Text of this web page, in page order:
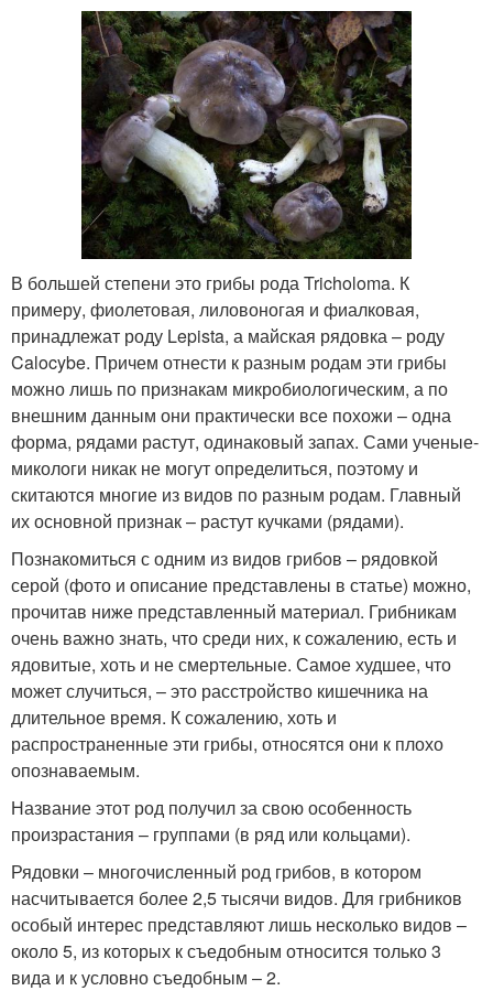
В большей степени это грибы рода Tricholoma. К
примеру, фиолетовая, лиловоногая и фиалковая,
принадлежат роду Lepista, а майская рядовка – роду
Calocybe. Причем отнести к разным родам эти грибы
можно лишь по признакам микробиологическим, а по
внешним данным они практически все похожи – одна
форма, рядами растут, одинаковый запах. Сами ученые-
микологи никак не могут определиться, поэтому и
скитаются многие из видов по разным родам. Главный
их основной признак – растут кучками (рядами).
Познакомиться с одним из видов грибов – рядовкой
серой (фото и описание представлены в статье) можно,
прочитав ниже представленный материал. Грибникам
очень важно знать, что среди них, к сожалению, есть и
ядовитые, хоть и не смертельные. Самое худшее, что
может случиться, – это расстройство кишечника на
длительное время. К сожалению, хоть и
распространенные эти грибы, относятся они к плохо
опознаваемым.
Название этот род получил за свою особенность
произрастания – группами (в ряд или кольцами).
Рядовки – многочисленный род грибов, в котором
насчитывается более 2,5 тысячи видов. Для грибников
особый интерес представляют лишь несколько видов –
около 5, из которых к съедобным относится только 3
вида и к условно съедобным – 2.